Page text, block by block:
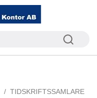
TIDSKRIFTSSAMLARE